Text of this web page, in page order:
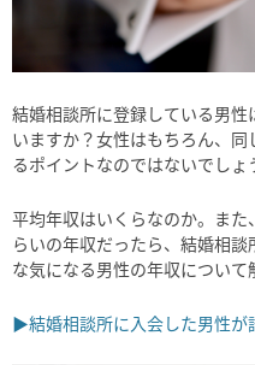
結婚相談所に登録している男
いますか？女性はもちろん、
るポイントなのではないでしょ
平均年収はいくらなのか。また
らいの年収だったら、結婚相
な気になる男性の年収について
▶結婚相談所に入会した男性が